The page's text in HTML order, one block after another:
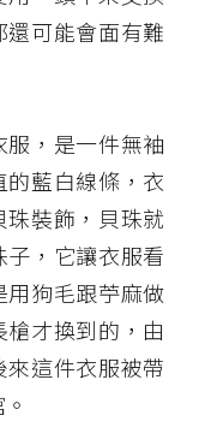
可能會面有難
，是一件無袖
藍白線條，衣
裝飾，貝珠就
，它讓衣服看
狗毛跟苧麻做
才換到的，由
這件衣服被帶